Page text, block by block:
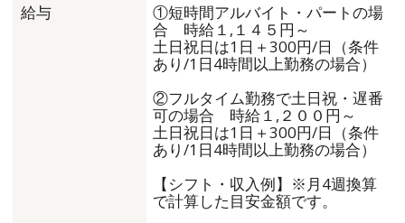
給与
①短時間アルバイト・パートの場
合 時給１,１４５円～
土日祝日は1日＋300円/日（条件
あり/1日4時間以上勤務の場合）
②フルタイム勤務で土日祝・遅番
可の場合 時給１,２００円～
土日祝日は1日＋300円/日（条件
あり/1日4時間以上勤務の場合）
【シフト・収入例】※月4週換算
で計算した目安金額です。